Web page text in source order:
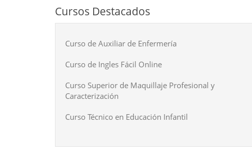
Cursos Destacados
Curso de Auxiliar de Enfermería
Curso de Ingles Fácil Online
Curso Superior de Maquillaje Profesional y
Caracterización
Curso Técnico en Educación Infantil